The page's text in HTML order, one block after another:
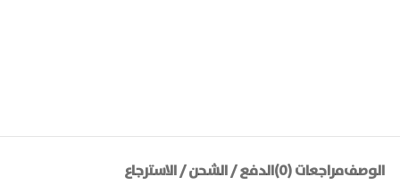
الوصفمراجعات (0) الدفع / الشحن / الاسترجاع